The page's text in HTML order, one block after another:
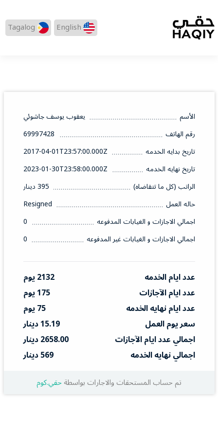
English
Tagalog
الأسم
يعقوب يوسف جاشوئي
رقم الهاتف
69997428
تاريخ بدايه الخدمه
2017-04-01T23:57:00.000Z
تاريخ نهايه الخدمه
2023-01-30T23:58:00.000Z
الراتب (كل ما تتقاضاه)
395 دينار
حاله العمل
Resigned
اجمالي الاجازات و الغيابات المدفوعه
0
اجمالي الاجازات و الغيابات غير المدفوعه
0
عدد ايام الخدمه
2132 يوم
عدد ايام الآجازات
175 يوم
عدد ايام نهايه الخدمه
75 يوم
سعر يوم العمل
15.19 دينار
اجمالي عدد ايام الآجازات
2658.00 دينار
اجمالي نهايه الخدمه
569 دينار
تم حساب المستحقات والاجارات بواسطةحقي.كوم